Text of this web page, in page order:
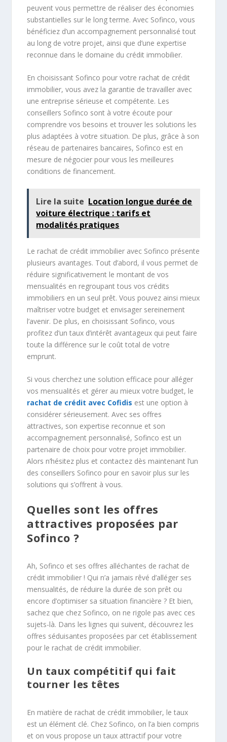
peuvent vous permettre de réaliser des économies
substantielles sur le long terme. Avec Sofinco, vous
bénéficiez d’un accompagnement personnalisé tout
au long de votre projet, ainsi que d’une expertise
reconnue dans le domaine du crédit immobilier.
En choisissant Sofinco pour votre rachat de crédit
immobilier, vous avez la garantie de travailler avec
une entreprise sérieuse et compétente. Les
conseillers Sofinco sont à votre écoute pour
comprendre vos besoins et trouver les solutions les
plus adaptées à votre situation. De plus, grâce à son
réseau de partenaires bancaires, Sofinco est en
mesure de négocier pour vous les meilleures
conditions de financement.
Lire la suite Location longue durée de
voiture électrique : tarifs et
modalités pratiques
Le rachat de crédit immobilier avec Sofinco présente
plusieurs avantages. Tout d’abord, il vous permet de
réduire significativement le montant de vos
mensualités en regroupant tous vos crédits
immobiliers en un seul prêt. Vous pouvez ainsi mieux
maîtriser votre budget et envisager sereinement
l’avenir. De plus, en choisissant Sofinco, vous
profitez d’un taux d’intérêt avantageux qui peut faire
toute la différence sur le coût total de votre
emprunt.
Si vous cherchez une solution efficace pour alléger
vos mensualités et gérer au mieux votre budget, le
rachat de crédit avec Cofidis est une option à
considérer sérieusement. Avec ses offres
attractives, son expertise reconnue et son
accompagnement personnalisé, Sofinco est un
partenaire de choix pour votre projet immobilier.
Alors n’hésitez plus et contactez dès maintenant l’un
des conseillers Sofinco pour en savoir plus sur les
solutions qui s’offrent à vous.
Quelles sont les offres
attractives proposées par
Sofinco ?
Ah, Sofinco et ses offres alléchantes de rachat de
crédit immobilier ! Qui n’a jamais rêvé d’alléger ses
mensualités, de réduire la durée de son prêt ou
encore d’optimiser sa situation financière ? Et bien,
sachez que chez Sofinco, on ne rigole pas avec ces
sujets-là. Dans les lignes qui suivent, découvrez les
offres séduisantes proposées par cet établissement
pour le rachat de crédit immobilier.
Un taux compétitif qui fait
tourner les têtes
En matière de rachat de crédit immobilier, le taux
est un élément clé. Chez Sofinco, on l’a bien compris
et on vous propose un taux attractif pour votre